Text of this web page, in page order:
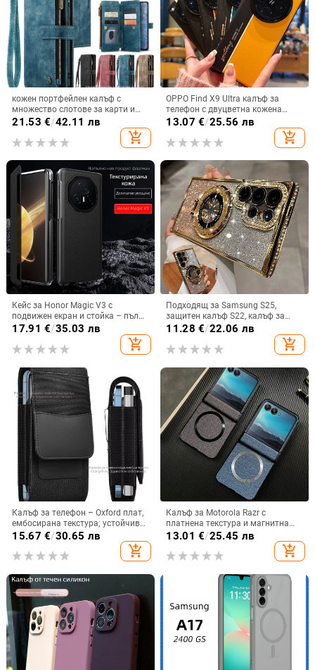
кожен портфейлен калъф с
множество слотове за карти и
цип за iPhone 11–17 Pro Max, XR,
21.53 €/42.11 лв
add_shopping_cart
OPPO Find X9 Ultra калъф за
телефон с двуцветна кожена
текстура и флуоресцентни линии,
13.07 €/25.56 лв
add_shopping_cart
Кейс за Honor Magic V3 с
подвижен екран и стойка – пълна
защита, удароустойчив, против
имитационна кожа, прецизна
17.91 €/35.03 лв
add_shopping_cart
Подходящ за Samsung S25,
защитен калъф S22, калъф за
мобилен телефон Edge Drill, S24,
прозрачен магнитен държач със
стрази A56, брокат против
11.28 €/22.06 лв
add_shopping_cart
Калъф за телефон – Oxford плат,
ембосирана текстура; устойчив
на износ и изпадане, против
отпечатъци; съвместим с iPhone
12, iPhone 13, iPhone 14 и други
15.67 €/30.65 лв
add_shopping_cart
Калъф за Motorola Razr с
платнена текстура и магнитна
панта, флип
13.01 €/25.45 лв
add_shopping_cart